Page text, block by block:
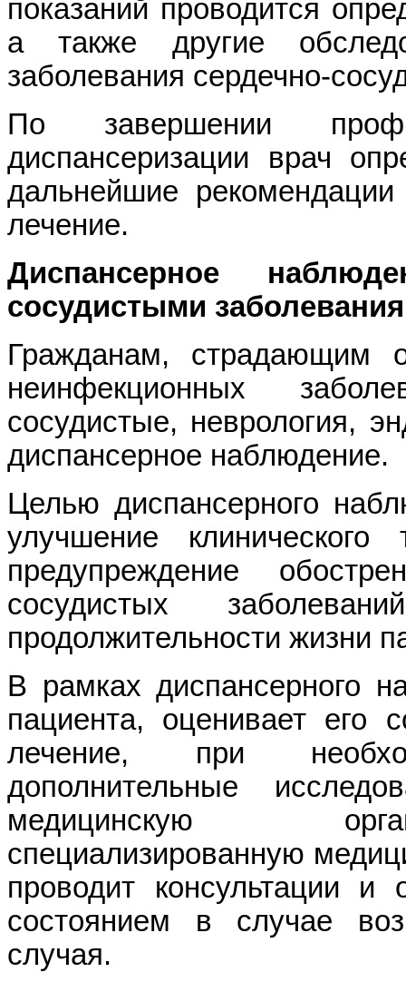
показаний проводится
а также другие
заболевания сердечно-
По завершении
диспансеризации врач
дальнейшие
лечение.
Диспансерное
сосудистыми
Гражданам, страдающим
неинфекционных
сосудистые, неврология,
диспансерное наблюдение.
Целью диспансерного
улучшение
предупреждение
сосудистых
продолжительности жизни
В рамках диспансерного
пациента, оценивает его
лечение, при
дополнительные
медицинскую
специализированную
проводит консультации
состоянием в случае
случая.